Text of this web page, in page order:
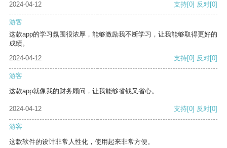
2024-04-12
支持[0] 反对[0]
游客
这款app的学习氛围很浓厚，能够激励我不断学习，让我能够取得更好的
成绩。
2024-04-12
支持[0] 反对[0]
游客
这款app就像我的财务顾问，让我能够省钱又省心。
2024-04-12 支持[0] 反对[0]
游客
这款软件的设计非常人性化，使用起来非常方便。